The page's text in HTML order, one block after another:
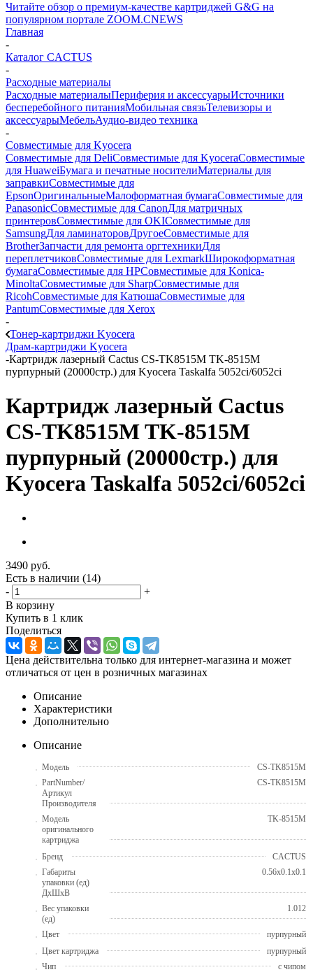
Читайте обзор о премиум-качестве картриджей G&G на
популярном портале ZOOM.CNEWS
Главная
-
Каталог CACTUS
-
Расходные материалы
Расходные материалыПериферия и аксессуарыИсточники
бесперебойного питанияМобильная связьТелевизоры и
аксессуарыМебельАудио-видео техника
-
Совместимые для Kyocera
Совместимые для DeliСовместимые для KyoceraСовместимые
для HuaweiБумага и печатные носителиМатериалы для
заправкиСовместимые для
EpsonОригинальныеМалоформатная бумагаСовместимые для
PanasonicСовместимые для CanonДля матричных
принтеровСовместимые для OKIСовместимые для
SamsungДля ламинаторовДругоеСовместимые для
BrotherЗапчасти для ремонта оргтехникиДля
переплетчиковСовместимые для LexmarkШирокоформатная
бумагаСовместимые для HPСовместимые для Konica-
MinoltaСовместимые для SharpСовместимые для
RicohСовместимые для КатюшаСовместимые для
PantumСовместимые для Xerox
-
Тонер-картриджи Kyocera
Драм-картриджи Kyocera
-Картридж лазерный Cactus CS-TK8515M TK-8515M
пурпурный (20000стр.) для Kyocera Taskalfa 5052ci/6052ci
Картридж лазерный Cactus
CS-TK8515M TK-8515M
пурпурный (20000стр.) для
Kyocera Taskalfa 5052ci/6052ci
3490 руб.
Есть в наличии (14)
-
+
В корзину
Купить в 1 клик
Поделиться
Цена действительна только для интернет-магазина и может
отличаться от цен в розничных магазинах
Описание
Характеристики
Дополнительно
Описание
Модель
CS-TK8515M
PartNumber/
Артикул
Производителя
CS-TK8515M
Модель
оригинального
картриджа
TK-8515M
Бренд
CACTUS
Габариты
упаковки (ед)
ДхШхВ
0.56x0.1x0.1
Вес упаковки
(ед)
1.012
Цвет
пурпурный
Цвет картриджа
пурпурный
Чип
с чипом